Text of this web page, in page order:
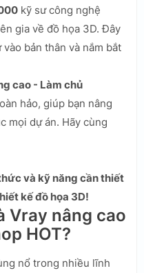
kỹ sư công nghệ
gia về đồ họa 3D. Đây
bản thân và nắm bắt
cao - Làm chủ
hảo, giúp bạn nâng
mọi dự án. Hãy cùng
và kỹ năng cần thiết
kế đồ họa 3D!
Vray nâng cao
HOT?
nổ trong nhiều lĩnh